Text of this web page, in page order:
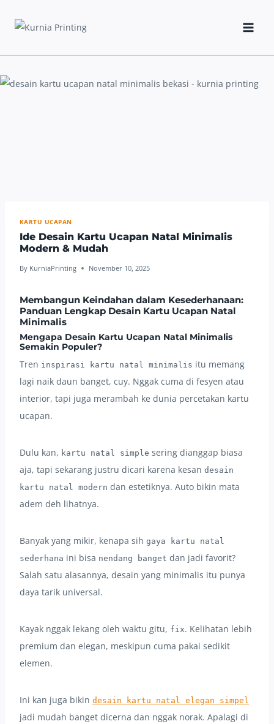
KARTU UCAPAN
Ide Desain Kartu Ucapan Natal Minimalis
Modern & Mudah
By KurniaPrinting November 10, 2025
Membangun Keindahan dalam Kesederhanaan:
Panduan Lengkap Desain Kartu Ucapan Natal
Minimalis
Mengapa Desain Kartu Ucapan Natal Minimalis
Semakin Populer?
Tren inspirasi kartu natal minimalis itu memang
lagi naik daun banget, cuy. Nggak cuma di fesyen atau
interior, tapi juga merambah ke dunia percetakan kartu
ucapan.
Dulu kan, kartu natal simple sering dianggap biasa
aja, tapi sekarang justru dicari karena kesan desain
kartu natal modern dan estetiknya. Auto bikin mata
adem deh lihatnya.
Banyak yang mikir, kenapa sih gaya kartu natal
sederhana ini bisa nendang banget dan jadi favorit?
Salah satu alasannya, desain yang minimalis itu punya
daya tarik universal.
Kayak nggak lekang oleh waktu gitu, fix. Kelihatan lebih
premium dan elegan, meskipun cuma pakai sedikit
elemen.
Ini kan juga bikin desain kartu natal elegan simpel
jadi mudah banget dicerna dan nggak norak. Apalagi di